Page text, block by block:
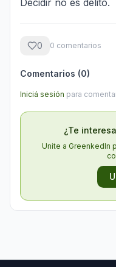
Decidir no es delito.
0 0 comentarios
Comentarios (0)
Iniciá sesión para
¿Te
Unite a GreenkedIn